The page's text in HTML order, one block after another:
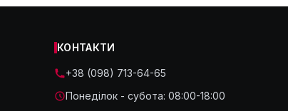
КОНТАКТИ
+38 (098) 713-64-65
Понеділок - субота: 08:00-18:00